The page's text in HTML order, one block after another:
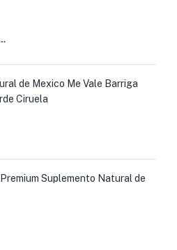
de Mexico Me Vale Barriga
Ciruela
Suplemento Natural de